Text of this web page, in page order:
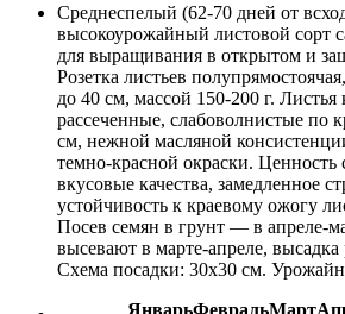
Среднеспелый (62-70 дней от
высокоурожайный листовой сорт
для выращивания в открытом и
Розетка листьев
до 40 см, массой 150-200 г. Листья
рассеченные, слабоволнистые по
см, нежной масляной
темно-красной окраски. Ценность
вкусовые качества, замедленное
устойчивость к краевому ожогу
Посев семян в грунт — в апреле-
высевают в марте-апреле,
Схема посадки: 30х30 см.
ЯнварьФевральМарт